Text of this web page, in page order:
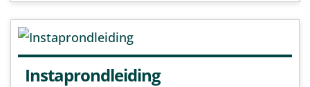
Instaprondleiding